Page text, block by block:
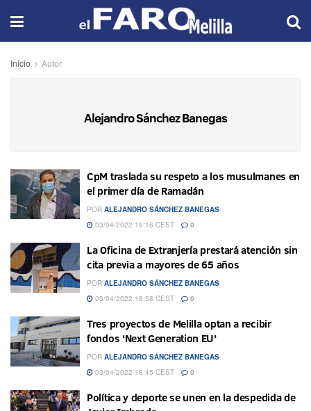
Inicio Autor
Alejandro Sánchez Banegas
CpM traslada su respeto a los musulmanes en
el primer día de Ramadán
POR ALEJANDRO SÁNCHEZ BANEGAS
03/04/2022 19:16 CEST
0
La Oficina de Extranjería prestará atención sin
cita previa a mayores de 65 años
POR ALEJANDRO SÁNCHEZ BANEGAS
03/04/2022 18:58 CEST
0
Tres proyectos de Melilla optan a recibir
fondos ‘Next Generation EU’
POR ALEJANDRO SÁNCHEZ BANEGAS
03/04/2022 18:45 CEST
0
Política y deporte se unen en la despedida de